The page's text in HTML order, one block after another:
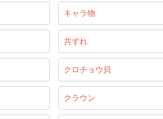
キャラ物
共ずれ
クロチョウ貝
クラウン